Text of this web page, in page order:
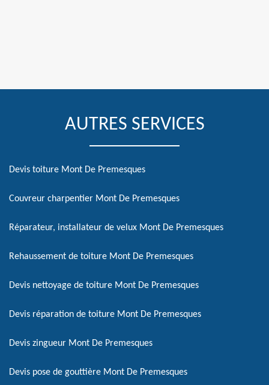
AUTRES SERVICES
Devis toiture Mont De Premesques
Couvreur charpentier Mont De Premesques
Réparateur, installateur de velux Mont De Premesques
Rehaussement de toiture Mont De Premesques
Devis nettoyage de toiture Mont De Premesques
Devis réparation de toiture Mont De Premesques
Devis zingueur Mont De Premesques
Devis pose de gouttière Mont De Premesques